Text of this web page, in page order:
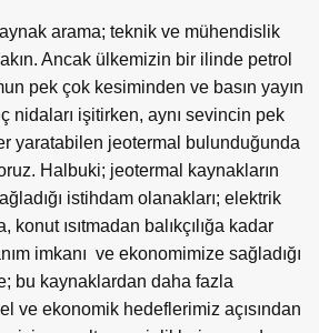
arama; teknik ve mühendislik
Ancak ülkemizin bir ilinde petrol
pek çok kesiminden ve basın yayın
nidaları işitirken, aynı sevincin pek
yaratabilen jeotermal bulunduğunda
Halbuki; jeotermal kaynakların
istihdam olanakları; elektrik
konut ısıtmadan balıkçılığa kadar
imkanı ve ekonomimize sağladığı
bu kaynaklardan daha fazla
ve ekonomik hedeflerimiz açısından